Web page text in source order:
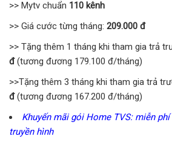
>> Mytv chuẩn 110 kênh
>> Giá cước từng tháng: 209.000 đ
>> Tặng thêm 1 tháng khi tham gia trả
đ(tương đương 179.100 đ/tháng)
>>Tặng thêm 3 tháng khi tham gia trả
đ(tương đương 167.200 đ/tháng)
Khuyến mãi gói Home TVS: miễn
truyền hình